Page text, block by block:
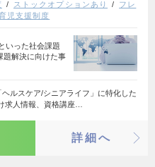
ストックオプションあり
フレ
児支援制度
いった社会課題
題解決に向けた事
ヘルスケア/シニアライフ」に特化した
求人情報、資格講座…
詳細へ